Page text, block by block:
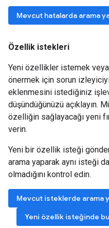
Mevcut hatalarda arama
Özellik istekleri
Yeni özellikler istemek
önermek için sorun
eklenmesini istediğiniz
düşündüğünüzü açıklayın.
özelliğin sağlayacağı yeni
verin.
Yeni bir özellik isteği
arama yaparak aynı isteği
olmadığını kontrol edin.
Mevcut isteklerde arama
Yeni özellik isteğinde